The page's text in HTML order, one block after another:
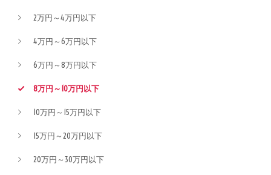
2万円～4万円以下
4万円～6万円以下
6万円～8万円以下
8万円～10万円以下
10万円～15万円以下
15万円～20万円以下
20万円～30万円以下